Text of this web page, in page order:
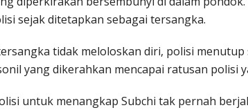
sejak ditetapkan sebagai tersangka.
tidak meloloskan diri, polisi
yang dikerahkan mencapai ratusan polisi
untuk menangkap Subchi tak pernah